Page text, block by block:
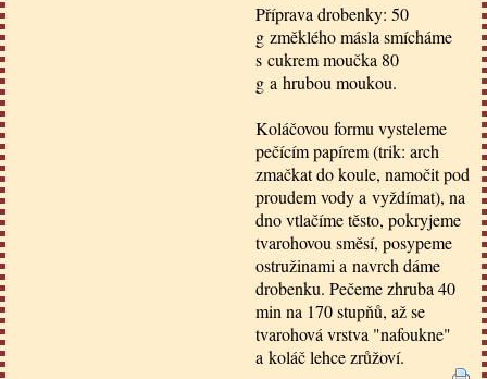
Příprava drobenky: 50
g změklého másla smícháme
s cukrem moučka 80
g a hrubou moukou.
Koláčovou formu vysteleme
pečícím papírem (trik: arch
zmačkat do koule, namočit pod
proudem vody a vyždímat), na
dno vtlačíme těsto, pokryjeme
tvarohovou směsí, posypeme
ostružinami a navrch dáme
drobenku. Pečeme zhruba 40
min na 170 stupňů, až se
tvarohová vrstva "nafoukne"
a koláč lehce zrůžoví.